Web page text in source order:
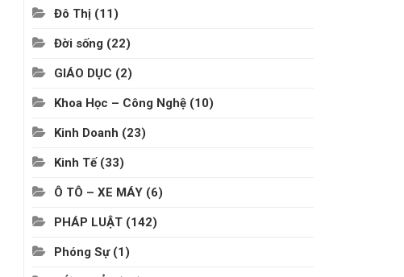
Đô Thị (11)
Đời sống (22)
GIÁO DỤC (2)
Khoa Học – Công Nghệ (10)
Kinh Doanh (23)
Kinh Tế(33)
Ô TÔ – XE MÁY (6)
PHÁP LUẬT (142)
Phóng Sự(1)